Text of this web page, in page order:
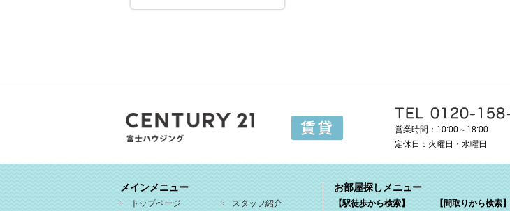
営業時間：10:00～18:00
定休日：火曜日・水曜日
メインメニュー
トップページ スタッフ紹介
お部屋探しメニュー
【駅徒歩から検索】 【間取りから検索】